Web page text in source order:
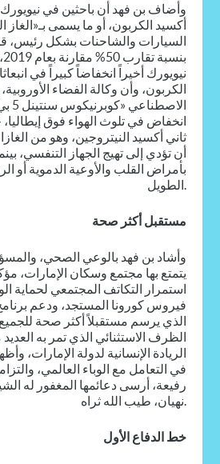
وأضاف بن فهد أن باحثين في
أكسيد الكربون، أو ما يسمى بـ«الغاز
السيارات والشاحنات بشكل رئيس،
نيويورك أخيراً انخفاضاً كبيراً في
الكربون، وأن وكالة الفضاء
انخفاض في تلوث الهواء فوق
ثاني أكسيد النيتروجين، وهو من
أن تؤدي إلى تهيج الجهاز التنفسي،
بأمراض القلب والأوعية الدموية أو
الطويل.
مستقبل أكثر صحة
وأشاد بن فهد بالوعي الصحي،
يتمتع بها مجتمع وسكان الإمارات،
استمرار التكاتف المجتمعي
فيروس كورونا المستجد، ودعم
الذي يرسم مستقبلاً أكثر صحة
الظرف الاستثنائي الذي تمر به
الريادة الإنسانية لدولة الإمارات،
في التعامل مع الوباء العالمي،
رفيعة، أرسى دعائمها المغفور له
نهيان، طيب الله ثراه.
خط الدفاع الأول